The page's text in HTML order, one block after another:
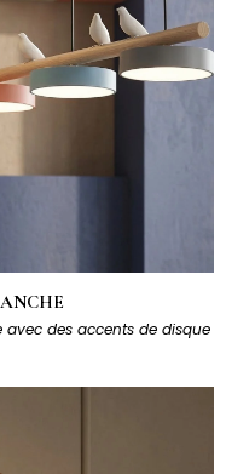
des accents de disque